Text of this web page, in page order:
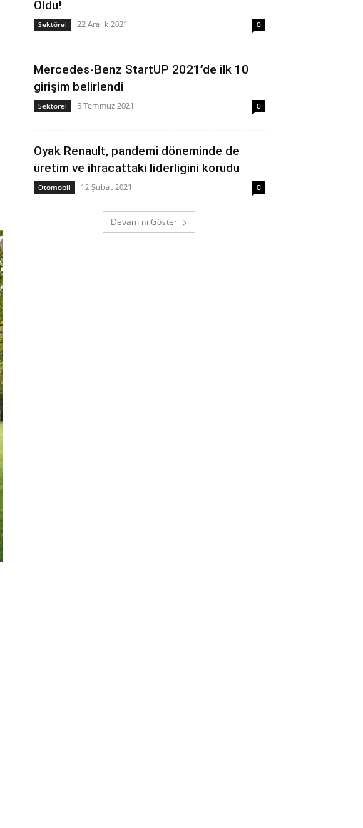
Oldu!
Sektörel 22 Aralık 2021 0
Mercedes-Benz StartUP 2021’de ilk 10
girişim belirlendi
Sektörel 5 Temmuz 2021 0
Oyak Renault, pandemi döneminde de
üretim ve ihracattaki liderliğini korudu
Otomobil 12 Şubat 2021 0
Devamını Göster